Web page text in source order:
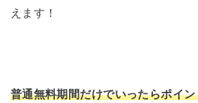
えます！
普通無料期間だけでいったらポイ